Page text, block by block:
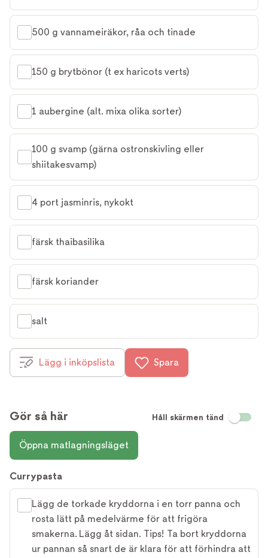
500 g vannameiräkor, råa och tinade
150 g brytbönor (t ex haricots verts)
1 aubergine (alt. mixa olika sorter)
100 g svamp (gärna ostronskivling eller
shiitakesvamp)
4 port jasminris, nykokt
färsk thaibasilika
färsk koriander
salt
Lägg i inköpslista Spara
Gör så här Håll skärmen tänd
Öppna matlagningsläget
Currypasta
Lägg de torkade kryddorna i en torr panna och
rosta lätt på medelvärme för att frigöra
smakerna. Lägg åt sidan. Tips! Ta bort kryddorna
ur pannan så snart de är klara för att förhindra att